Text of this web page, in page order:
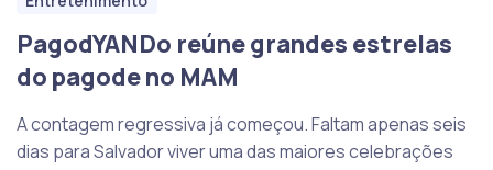
PagodYANDo reúne grandes estrelas
do pagode no MAM
A contagem regressiva já começou. Faltam apenas seis
dias para Salvador viver uma das maiores celebrações